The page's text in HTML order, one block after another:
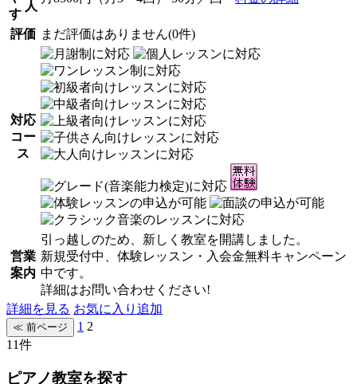
す
人
評価 まだ評価はありません(0件)
対応
コー
ス
営業
案内
引っ越しのため、新しく教室を開講しました。
新規受付中、体験レッスン・入会金無料キャンペーン
中です。
詳細はお問い合わせください!
詳細を見る お気に入り追加
1 2
11件
ピアノ教室を探す